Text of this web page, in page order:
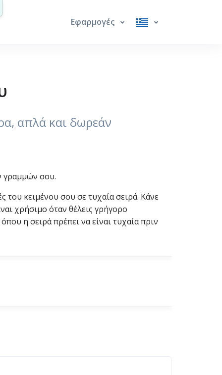
Εφαρμογές
απλά και δωρεάν
γραμμών σου.
του κειμένου σου σε τυχαία σειρά. Κάνε
χρήσιμο όταν θέλεις γρήγορο
η σειρά πρέπει να είναι τυχαία πριν